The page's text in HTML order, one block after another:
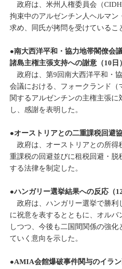
政府は、米州人権委員会（
拘束中のアルゼンチン人ヘルマン
求め、同氏が拷問を受けているこ
●南大西洋平和・協力地帯閣僚会
諸島主権主張支持への謝意（10 日）
政府は、第9回南大西洋平和・
会議における、フォークランド（
関するアルゼンチンの主権主張に
し、感謝を表明した。
●オーストリアとの二重課税回避
政府は、オーストリアとの所得
重課税の回避並びに租税回避・脱
する法律を制定した。
●ハンガリー選挙結果への反応（
政府は、ハンガリー選挙で勝利
に祝意を表するとともに、オルバ
しつつ、今後も二国間関係の強
ていく意向を示した。
●AMIA会館爆破事件関与のイラ